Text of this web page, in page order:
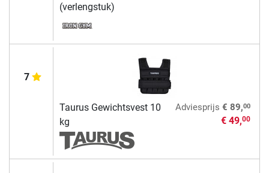
(verlengstuk)
7
Taurus Gewichtsvest 10
kg
Adviesprijs € 89,00
€ 49,00